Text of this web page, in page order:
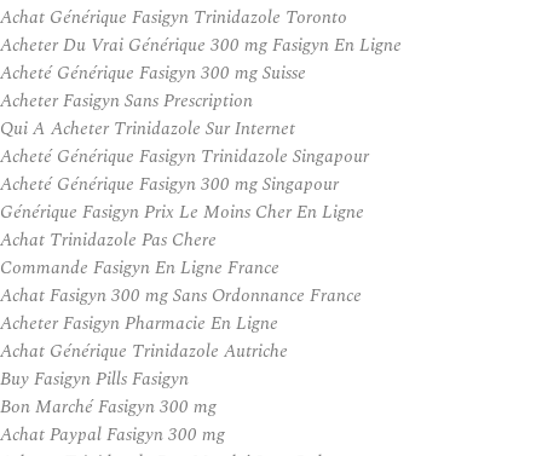
Achat Générique Fasigyn Trinidazole Toronto
Acheter Du Vrai Générique 300 mg Fasigyn En Ligne
Acheté Générique Fasigyn 300 mg Suisse
Acheter Fasigyn Sans Prescription
Qui A Acheter Trinidazole Sur Internet
Acheté Générique Fasigyn Trinidazole Singapour
Acheté Générique Fasigyn 300 mg Singapour
Générique Fasigyn Prix Le Moins Cher En Ligne
Achat Trinidazole Pas Chere
Commande Fasigyn En Ligne France
Achat Fasigyn 300 mg Sans Ordonnance France
Acheter Fasigyn Pharmacie En Ligne
Achat Générique Trinidazole Autriche
Buy Fasigyn Pills Fasigyn
Bon Marché Fasigyn 300 mg
Achat Paypal Fasigyn 300 mg